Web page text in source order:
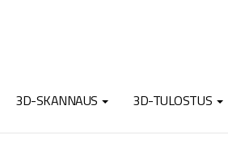
3D-SKANNAUS 3D-TULOSTUS